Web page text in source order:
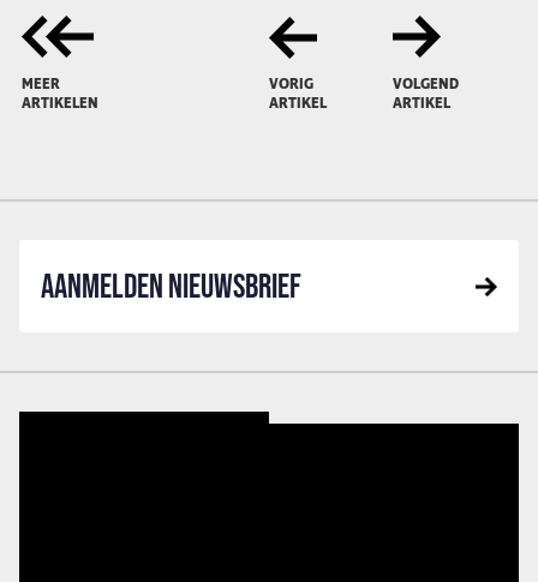
MEER
ARTIKELEN
VORIG
ARTIKEL
VOLGEND
ARTIKEL
AANMELDEN NIEUWSBRIEF